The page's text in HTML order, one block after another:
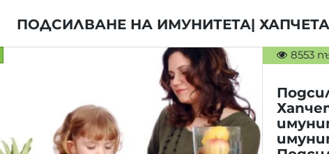
ПОДСИЛВАНЕ НА ИМУНИТЕТА|
8553